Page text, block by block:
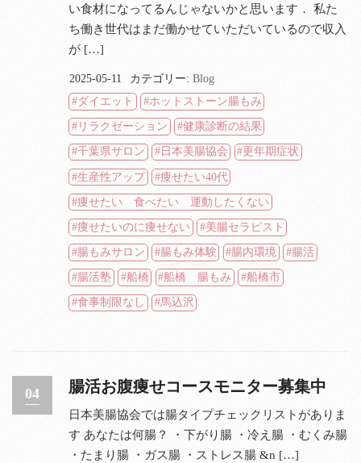
い食材になってるんじゃないかと思います． 私た
ち働き世代はまだ働かせていただいているので収入
が […]
2025-05-11 カテゴリー:Blog
ダイエット
ホットストーン腸もみ
リラクゼーション 健康診断の結果
千葉県サロン 日本美腸協会 更年期症状
生産性アップ 痩せたい40代
痩せたい 食べたい 運動したくない
痩せたいのに痩せない 美腸セラピスト
腸もみサロン 腸もみ体験 腸内環境 腸活
腸活塾 船橋 船橋 腸もみ 船橋市
食事制限なし 馬込沢
04 腸活お腹痩せコースモニター募集中
日本美腸協会では腸タイプチェックリストがありま
す あなたは何腸？ ・下がり腸 ・冷え腸 ・むくみ腸
・たまり腸 ・ガス腸 ・ストレス腸 &n […]